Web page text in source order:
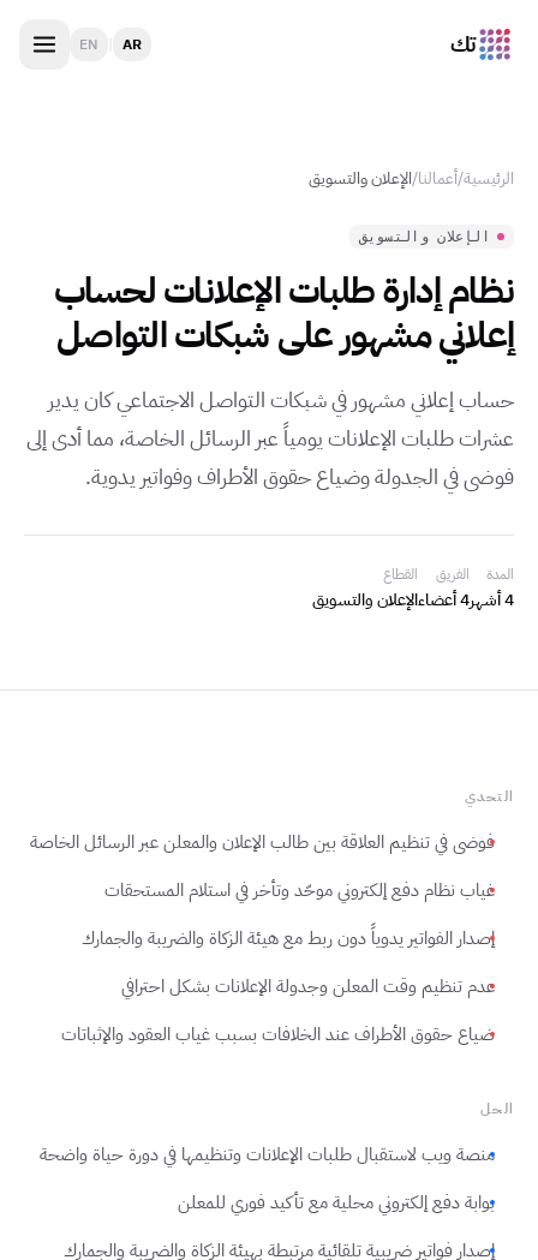
تك AR
EN
الرئيسية/أعمالنا/الإعلان والتسويق
الإعلان والتسويق
نظام إدارة طلبات الإعلانات لحساب
إعلاني مشهور على شبكات التواصل
حساب إعلاني مشهور في شبكات التواصل الاجتماعي كان يدير
عشرات طلبات الإعلانات يومياً عبر الرسائل الخاصة، مما أدى إلى
فوضى في الجدولة وضياع حقوق الأطراف وفواتير يدوية.
المدة
4 أشهر
الفريق
4 أعضاء
القطاع
الإعلان والتسويق
التحدي
فوضى في تنظيم العلاقة بين طالب الإعلان والمعلن عبر الرسائل الخاصة
غياب نظام دفع إلكتروني موحّد وتأخر في استلام المستحقات
إصدار الفواتير يدوياً دون ربط مع هيئة الزكاة والضريبة والجمارك
عدم تنظيم وقت المعلن وجدولة الإعلانات بشكل احترافي
ضياع حقوق الأطراف عند الخلافات بسبب غياب العقود والإثباتات
الحل
منصة ويب لاستقبال طلبات الإعلانات وتنظيمها في دورة حياة واضحة
بوابة دفع إلكتروني محلية مع تأكيد فوري للمعلن
إصدار فواتير ضريبية تلقائية مرتبطة بهيئة الزكاة والضريبة والجمارك